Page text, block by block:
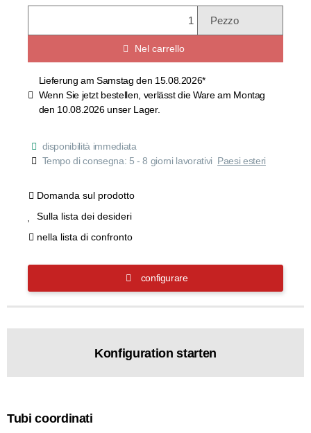
Pezzo
Nel carrello
Lieferung am Samstag den 15.08.2026*
Wenn Sie jetzt bestellen, verlässt die Ware am Montag
den 10.08.2026 unser Lager.
disponibilità immediata
Tempo di consegna: 5 - 8 giorni lavorativi Paesi esteri
Domanda sul prodotto
Sulla lista dei desideri
nella lista di confronto
configurare
Konfiguration starten
Tubi coordinati